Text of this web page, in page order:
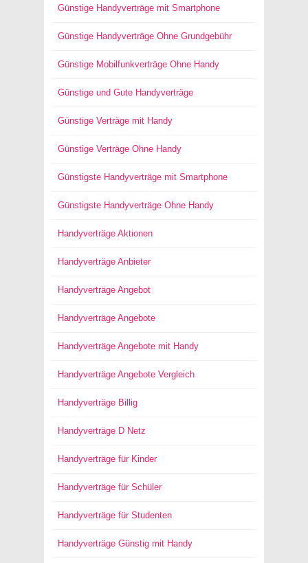
Günstige Handyverträge mit Smartphone
Günstige Handyverträge Ohne Grundgebühr
Günstige Mobilfunkverträge Ohne Handy
Günstige und Gute Handyverträge
Günstige Verträge mit Handy
Günstige Verträge Ohne Handy
Günstigste Handyverträge mit Smartphone
Günstigste Handyverträge Ohne Handy
Handyverträge Aktionen
Handyverträge Anbieter
Handyverträge Angebot
Handyverträge Angebote
Handyverträge Angebote mit Handy
Handyverträge Angebote Vergleich
Handyverträge Billig
Handyverträge D Netz
Handyverträge für Kinder
Handyverträge für Schüler
Handyverträge für Studenten
Handyverträge Günstig mit Handy